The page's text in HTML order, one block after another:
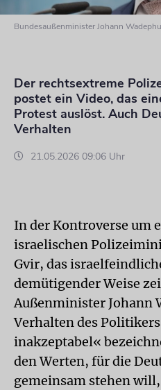
Bundesaußenminister Johann
Der rechtsextreme
postet ein Video, das
Protest auslöst. Auch
Verhalten
21.05.2026 09:06 Uhr
In der Kontroverse um
israelischen
Gvir, das
demütigender Weise
Außenminister Johann
Verhalten des
inakzeptabel«
den Werten, für die
gemeinsam stehen